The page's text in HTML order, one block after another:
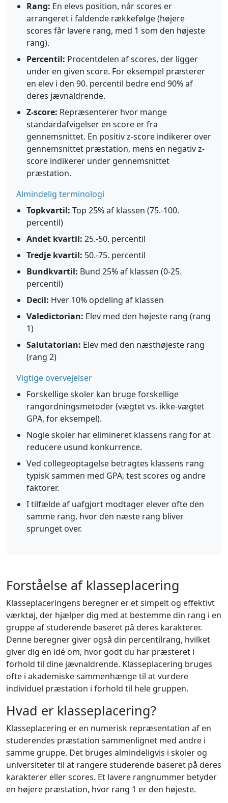
Rang: En elevs position, når scores er
arrangeret i faldende rækkefølge (højere
scores får lavere rang, med 1 som den højeste
rang).
Percentil: Procentdelen af scores, der ligger
under en given score. For eksempel præsterer
en elev i den 90. percentil bedre end 90% af
deres jævnaldrende.
Z-score: Repræsenterer hvor mange
standardafvigelser en score er fra
gennemsnittet. En positiv z-score indikerer over
gennemsnittet præstation, mens en negativ z-
score indikerer under gennemsnittet
præstation.
Almindelig terminologi
Topkvartil: Top 25% af klassen (75.-100.
percentil)
Andet kvartil: 25.-50. percentil
Tredje kvartil: 50.-75. percentil
Bundkvartil: Bund 25% af klassen (0-25.
percentil)
Decil: Hver 10% opdeling af klassen
Valedictorian: Elev med den højeste rang (rang
1)
Salutatorian: Elev med den næsthøjeste rang
(rang 2)
Vigtige overvejelser
Forskellige skoler kan bruge forskellige
rangordningsmetoder (vægtet vs. ikke-vægtet
GPA, for eksempel).
Nogle skoler har elimineret klassens rang for at
reducere usund konkurrence.
Ved collegeoptagelse betragtes klassens rang
typisk sammen med GPA, test scores og andre
faktorer.
I tilfælde af uafgjort modtager elever ofte den
samme rang, hvor den næste rang bliver
sprunget over.
Forståelse af klasseplacering
Klasseplaceringens beregner er et simpelt og effektivt
værktøj, der hjælper dig med at bestemme din rang i en
gruppe af studerende baseret på deres karakterer.
Denne beregner giver også din percentilrang, hvilket
giver dig en idé om, hvor godt du har præsteret i
forhold til dine jævnaldrende. Klasseplacering bruges
ofte i akademiske sammenhænge til at vurdere
individuel præstation i forhold til hele gruppen.
Hvad er klasseplacering?
Klasseplacering er en numerisk repræsentation af en
studerendes præstation sammenlignet med andre i
samme gruppe. Det bruges almindeligvis i skoler og
universiteter til at rangere studerende baseret på deres
karakterer eller scores. Et lavere rangnummer betyder
en højere præstation, hvor rang 1 er den højeste.